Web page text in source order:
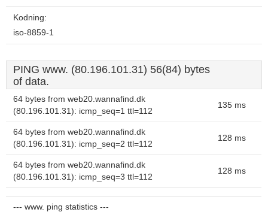
Kodning:
iso-8859-1
PING www. (80.196.101.31) 56(84) bytes
of data.
64 bytes from web20.wannafind.dk
(80.196.101.31): icmp_seq=1 ttl=112
135 ms
64 bytes from web20.wannafind.dk
(80.196.101.31): icmp_seq=2 ttl=112
128 ms
64 bytes from web20.wannafind.dk
(80.196.101.31): icmp_seq=3 ttl=112
128 ms
--- www. ping statistics ---